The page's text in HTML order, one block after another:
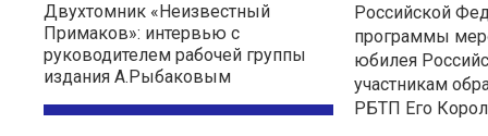
Двухтомник «Неизвестный
Примаков»: интервью с
руководителем рабочей группы
издания А.Рыбаковым
Российской
программы
юбилея
участникам
РБТП Его